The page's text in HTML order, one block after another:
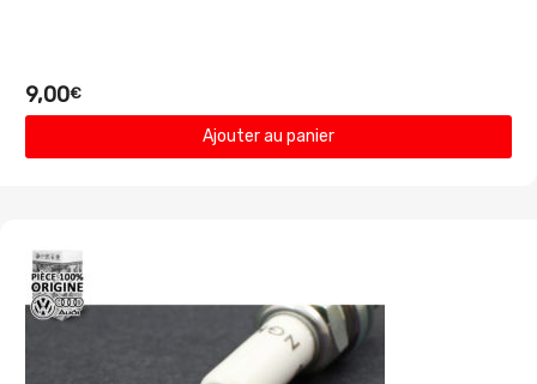
9,00€
Ajouter au panier